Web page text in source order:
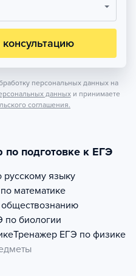
персональных данных на
данных и принимаете
соглашения.
по подготовке к ЕГЭ
русскому языку
математике
по биологии
Тренажер ЕГЭ по физике